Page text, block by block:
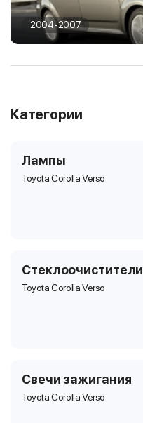
2004-2007
Категории
Лампы
Toyota Corolla Verso
Стеклоочистители
Toyota Corolla Verso
Свечи зажигания
Toyota Corolla Verso